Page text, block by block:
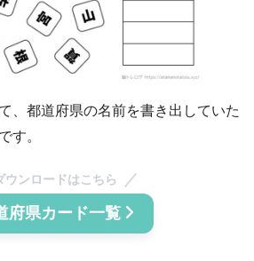
、都道府県の名前を書き出していた
す。
ウンロードはこちら
府県カード一覧